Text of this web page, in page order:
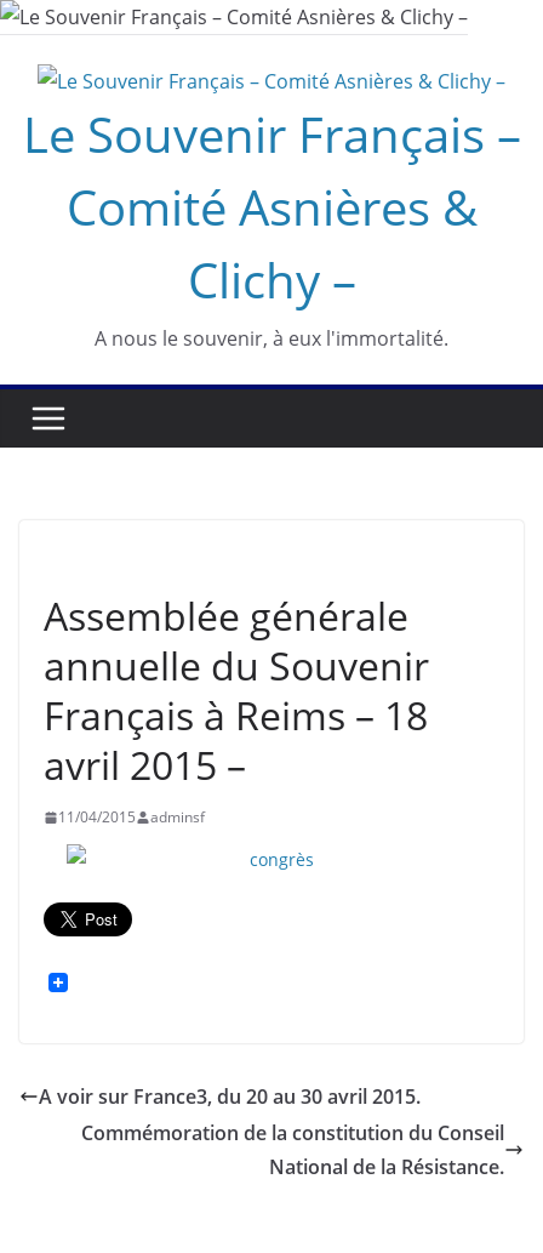
Passer
contenu
Le Souvenir Français –
Comité Asnières &
Clichy –
A nous le souvenir, à eux l'immortalité.
Assemblée générale
annuelle du Souvenir
Français à Reims – 18
avril 2015 –
11/04/2015 adminsf
A voir sur France3, du 20 au 30 avril 2015.
Commémoration de la constitution du Conseil
National de la Résistance.